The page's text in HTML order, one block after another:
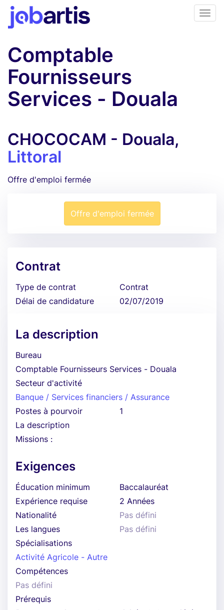
Comptable
Fournisseurs
Services - Douala
CHOCOCAM - Douala,
Littoral
Offre d'emploi fermée
Offre d'emploi fermée
Contrat
Type de contrat
Contrat
Délai de candidature
02/07/2019
La description
Bureau
Comptable Fournisseurs Services - Douala
Secteur d'activité
Banque / Services financiers / Assurance
Postes à pourvoir
1
La description
Missions :
Exigences
Éducation minimum
Baccalauréat
Expérience requise
2 Années
Nationalité
Pas défini
Les langues
Pas défini
Spécialisations
Activité Agricole - Autre
Compétences
Pas défini
Prérequis